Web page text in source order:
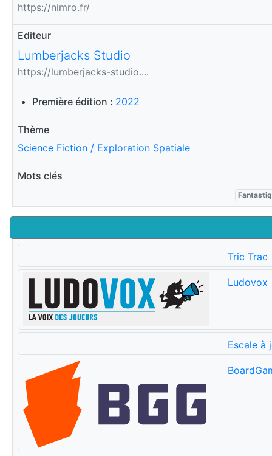
https://nimro.fr/
Editeur
Lumberjacks Studio
https://lumberjacks-studio....
Première édition : 2022
Thème
Science Fiction / Exploration Spatiale
Mots clés
Tric Trac
Ludovox
Escale à